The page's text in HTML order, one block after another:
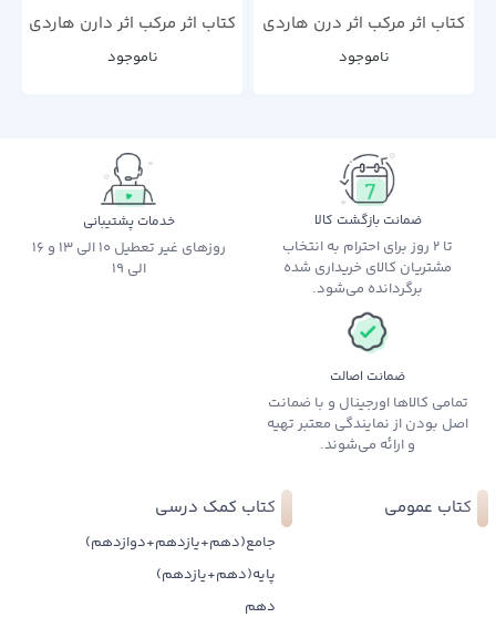
کتاب اثر مرکب اثر درن هاردی
ناموجود
کتاب اثر مرکب اثر دارن هاردی
ناموجود
ضمانت بازگشت کالا
تا 2 روز برای احترام به انتخاب
مشتریان کالای خریداری شده
برگردانده می‌شود.
خدمات پشتیبانی
روزهای غیر تعطیل 10 الی 13 و 16
الی 19
ضمانت اصالت
تمامی کالاها اورجینال و با ضمانت
اصل بودن از نمایندگی معتبر تهیه
و ارائه می‌شوند.
کتاب عمومی کتاب کمک درسی
جامع(دهم+یازدهم+دوازدهم)
پایه(دهم+یازدهم)
دهم